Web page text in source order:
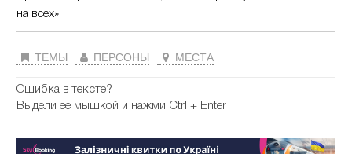
на всех»
ТЕМЫ ПЕРСОНЫ МЕСТА
Ошибка в тексте?
Выдели ее мышкой и нажми Ctrl + Enter